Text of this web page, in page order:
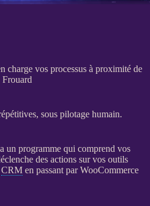
charge vos processus à proximité de
Frouard
sous pilotage humain.
un programme qui comprend vos
des actions sur vos outils
CRMen passant parWooCommerce